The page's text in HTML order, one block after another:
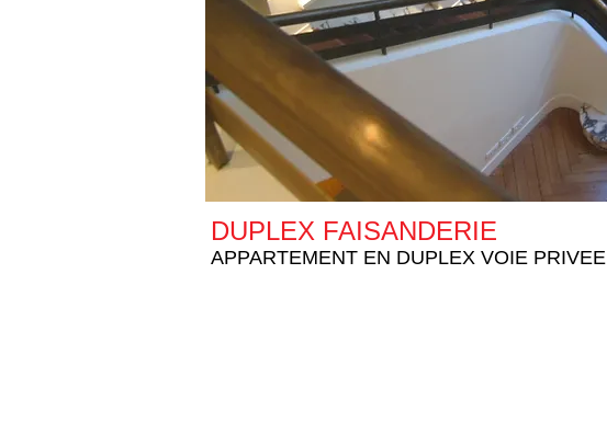
DUPLEX FAISANDERIE
APPARTEMENT EN DUPLEX VOIE PRIVEE